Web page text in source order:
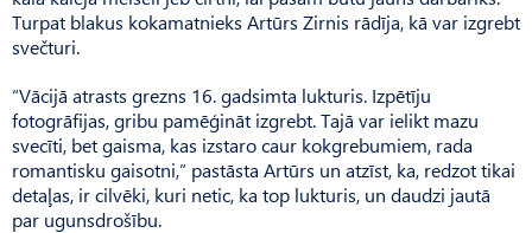
Turpat blakus kokamatnieks Artūrs Zirnis rādīja, kā var izgrebt
svečturi.
“Vācijā atrasts grezns 16. gadsimta lukturis. Izpētīju
fotogrāfijas, gribu pamēģināt izgrebt. Tajā var ielikt mazu
svecīti, bet gaisma, kas izstaro caur kokgrebumiem, rada
romantisku gaisotni,” pastāsta Artūrs un atzīst, ka, redzot tikai
detaļas, ir cilvēki, kuri netic, ka top lukturis, un daudzi jautā
par ugunsdrošību.